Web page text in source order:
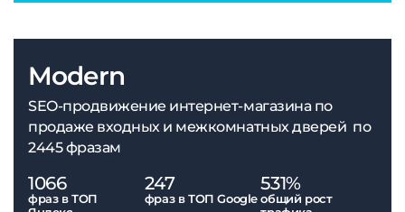
Modern
SEO-продвижение интернет-магазина по
продаже входных и межкомнатных дверей по
2445 фразам
1066
фраз в ТОП
247
фраз в ТОП Google
531%
общий рост